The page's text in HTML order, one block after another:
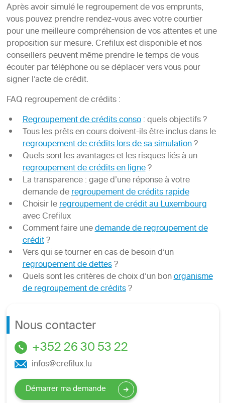
Après avoir simulé le regroupement de vos emprunts,
vous pouvez prendre rendez-vous avec votre courtier
pour une meilleure compréhension de vos attentes et une
proposition sur mesure. Crefilux est disponible et nos
conseillers peuvent même prendre le temps de vous
écouter par téléphone ou se déplacer vers vous pour
signer l’acte de crédit.
FAQ regroupement de crédits :
Regroupement de crédits conso: quels objectifs ?
Tous les prêts en cours doivent-ils être inclus dans le
regroupement de crédits lors de sa simulation?
Quels sont les avantages et les risques liés à un
regroupement de crédits en ligne?
La transparence : gage d’une réponse à votre
demande deregroupement de crédits rapide
Choisir leregroupement de crédit au Luxembourg
avec Crefilux
Comment faire unedemande de regroupement de
crédit?
Vers qui se tourner en cas de besoin d’un
regroupement de dettes?
Quels sont les critères de choix d’un bonorganisme
de regroupement de crédits?
Nous contacter
+352 26 30 53 22
infos@crefilux.lu
Démarrer ma demande